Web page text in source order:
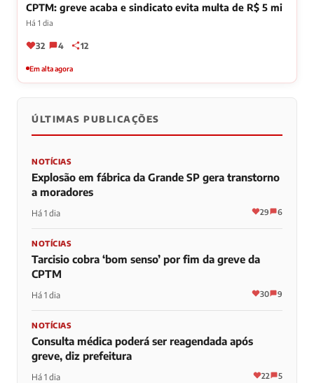
CPTM: greve acaba e sindicato evita multa de R$ 5 mi
Há 1 dia
32 4 12
Em alta agora
ÚLTIMAS PUBLICAÇÕES
NOTÍCIAS
Explosão em fábrica da Grande SP gera transtorno
a moradores
Há 1 dia 29 6
NOTÍCIAS
Tarcisio cobra ‘bom senso’ por fim da greve da
CPTM
Há 1 dia 30 9
NOTÍCIAS
Consulta médica poderá ser reagendada após
greve, diz prefeitura
Há 1 dia 22 5